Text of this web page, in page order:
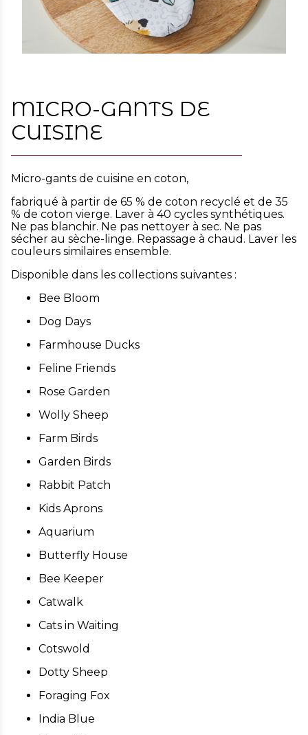
MICRO-GANTS DE
CUISINE
Micro-gants de cuisine en coton,
fabriqué à partir de 65 % de coton recyclé et de 35
% de coton vierge. Laver à 40 cycles synthétiques.
Ne pas blanchir. Ne pas nettoyer à sec. Ne pas
sécher au sèche-linge. Repassage à chaud. Laver les
couleurs similaires ensemble.
Disponible dans les collections suivantes :
Bee Bloom
Dog Days
Farmhouse Ducks
Feline Friends
Rose Garden
Wolly Sheep
Farm Birds
Garden Birds
Rabbit Patch
Kids Aprons
Aquarium
Butterfly House
Bee Keeper
Catwalk
Cats in Waiting
Cotswold
Dotty Sheep
Foraging Fox
India Blue